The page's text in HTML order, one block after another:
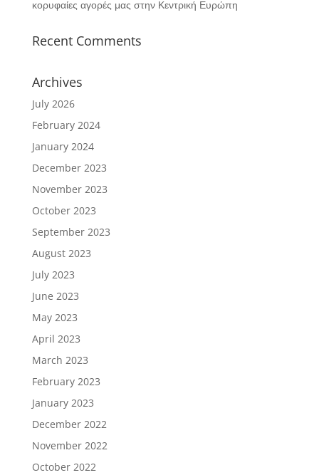
κορυφαίες αγορές μας στην Κεντρική Ευρώπη
Recent Comments
Archives
July 2026
February 2024
January 2024
December 2023
November 2023
October 2023
September 2023
August 2023
July 2023
June 2023
May 2023
April 2023
March 2023
February 2023
January 2023
December 2022
November 2022
October 2022